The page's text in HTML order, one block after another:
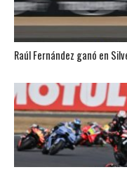
Raúl Fernández ganó en